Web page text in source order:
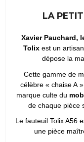
LA
Xavier Pauchard,
Tolixest un
dépose la
Cette gamme de
célèbre « chaise A
marque culte du
de chaque pièce
Le fauteuil Tolix A56
une pièce